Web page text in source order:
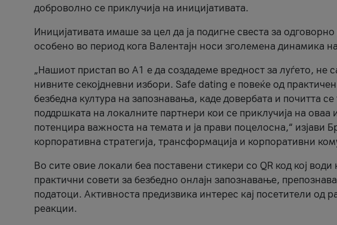
доброволно се приклучија на иницијативата.
Иницијативата имаше за цел да ја подигне свеста за
особено во период кога Валентајн носи зголемена динамика
„Нашиот пристап во А1 е да создадеме вредност за луѓето, не
нивните секојдневни избори. Safe dating е повеќе од
безбедна култура на запознавања, каде довербата и почитта
поддршката на локалните партнери кои се приклучија на оваа
потенцира важноста на темата и ја прави поцелосна,“ изјави
корпоративна стратегија, трансформација и корпоративни
Во сите овие локали беа поставени стикери со QR код кој
практични совети за безбедно онлајн запознавање,
податоци. Активноста предизвика интерес кај посетители од
реакции.